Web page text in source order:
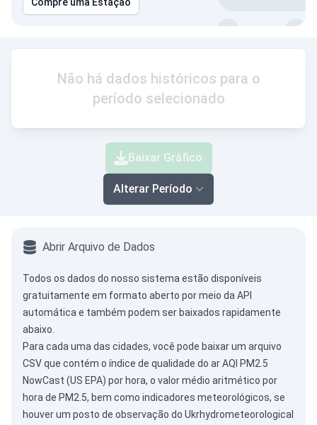
Não há dados históricos para o
período selecionado
Baixar Gráfico
Alterar Período
Abrir Arquivo de Dados
Todos os dados do nosso sistema estão disponíveis
gratuitamente em formato aberto por meio da API
automática e também podem ser baixados rapidamente
abaixo.
Para cada uma das cidades, você pode baixar um arquivo
CSV que contém o índice de qualidade do ar AQI PM2.5
NowCast (US EPA) por hora, o valor médio aritmético por
hora de PM2.5, bem como indicadores meteorológicos, se
houver um posto de observação do Ukrhydrometeorological